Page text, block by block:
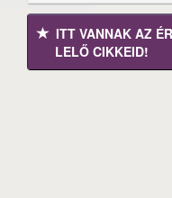
ITT VANNAK AZ
LELŐ CIKKEID!